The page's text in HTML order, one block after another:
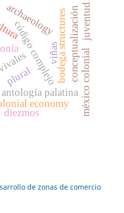
antología palatina
código complejo
plural bodega structures
economy
archaeology
diezmos méxico colonial
viñas conceptualizaciónjuventud
de zonas de comercio